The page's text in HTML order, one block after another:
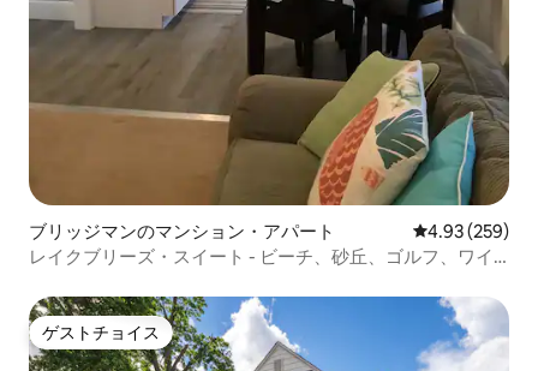
ブリッジマンのマンション・アパート レビュー259
4.93 (259)
レイクブリーズ・スイート - ビーチ、砂丘、ゴルフ、ワイ
ゲストチョイス
ゲストチョイス